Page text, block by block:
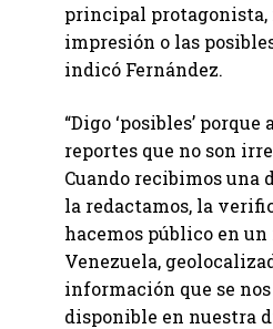
principal protagonista,
impresión o las
indicó Fernández.
“Digo ‘posibles’
reportes que no son
Cuando recibimos una
la redactamos, la
hacemos público en un
Venezuela,
información que se
disponible en nuestra